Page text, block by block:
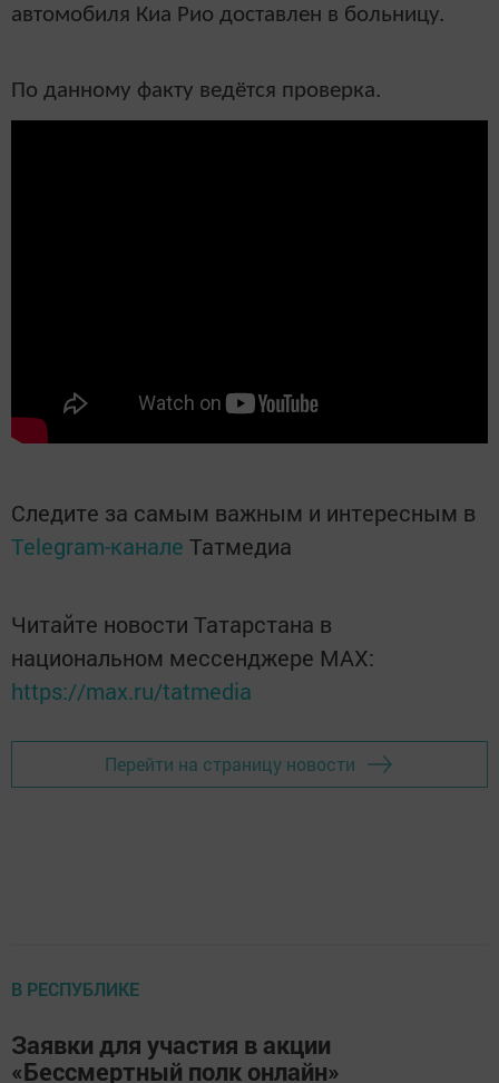
автомобиля Киа Рио доставлен в больницу.
По данному факту ведётся проверка.
Следите за самым важным и интересным в
Telegram-канале Татмедиа
Читайте новости Татарстана в
национальном мессенджере MАХ:
https://max.ru/tatmedia
Перейти на страницу новости
В РЕСПУБЛИКЕ
Заявки для участия в акции
«Бессмертный полк онлайн»